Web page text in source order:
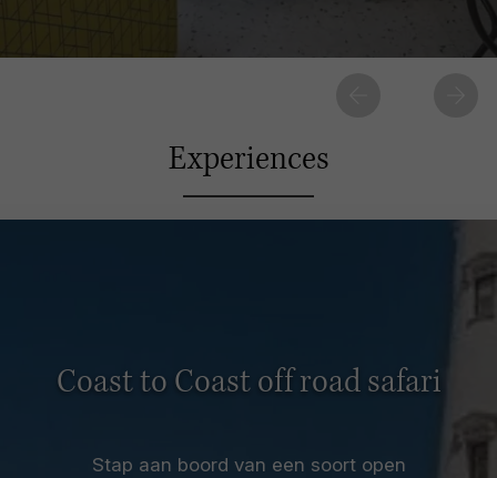
Experiences
Coast to Coast off road safari
Stap aan boord van een soort open